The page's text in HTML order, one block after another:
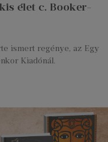
élet c. Booker-
ismert regénye, az Egy
Kiadónál.